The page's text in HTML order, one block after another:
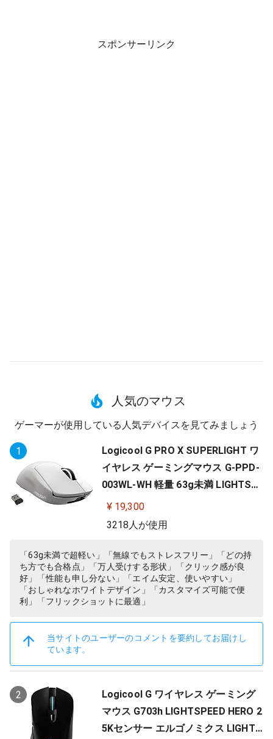
スポンサーリンク
人気のマウス
ゲーマーが使用している人気デバイスを見てみましょう
1
Logicool G PRO X SUPERLIGHT ワ
イヤレス ゲーミングマウス G-PPD-
003WL-WH 軽量 63g未満 LIGHTSP
EED HERO 25Kセンサー POWERPLA
Y 無線 充電 対応 ゲーミング マウス
¥ 19,300
3218人が使用
「63g未満で超軽い」「無線でもストレスフリー」「どの持
ち方でも合格点」「万人受けする形状」「クリック感が良
好」「性能も申し分ない」「エイム安定、使いやすい」
「おしゃれなホワイトデザイン」「カスタマイズ可能で便
利」「フリックショットに最適」
当サイトのユーザーのコメントを要約してお届けし
ています。
2
Logicool G ワイヤレス ゲーミング
マウス G703h LIGHTSPEED HERO 2
5Kセンサー エルゴノミクス LIGHTS